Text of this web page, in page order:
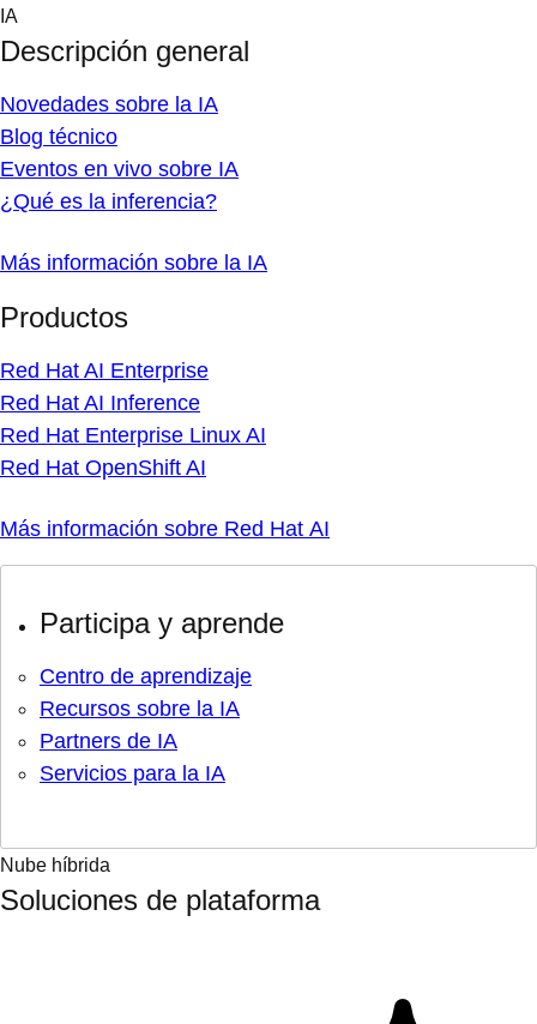
Skip
content
IA
Descripción general
Novedades sobre la IA
Blog técnico
Eventos en vivo sobre IA
¿Qué es la inferencia?
Más información sobre la IA
Productos
Red Hat AI Enterprise
Red Hat AI Inference
Red Hat Enterprise Linux AI
Red Hat OpenShift AI
Más información sobre Red Hat AI
Participa y aprende
Centro de aprendizaje
Recursos sobre la IA
Partners de IA
Servicios para la IA
Nube híbrida
Soluciones de plataforma